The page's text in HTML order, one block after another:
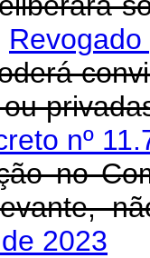
nº
no
2023